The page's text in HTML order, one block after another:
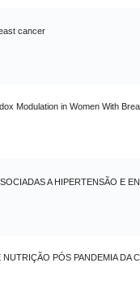
cancer
Modulation in Women With
A HIPERTENSÃO E
PÓS PANDEMIA DA